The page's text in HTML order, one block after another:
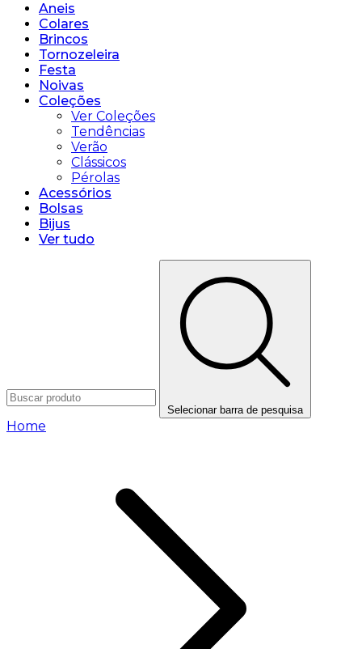
Aneis
Colares
Brincos
Tornozeleira
Festa
Noivas
Coleções
Ver Coleções
Tendências
Verão
Clássicos
Pérolas
Acessórios
Bolsas
Bijus
Ver tudo
Selecionar barra de pesquisa
Home